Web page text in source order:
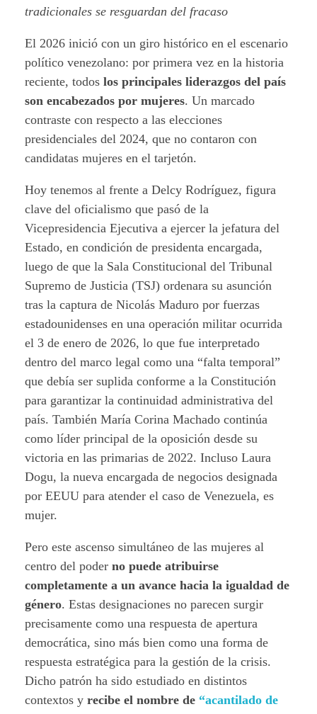
tradicionales se resguardan del fracaso
El 2026 inició con un giro histórico en el escenario
político venezolano: por primera vez en la historia
reciente, todos los principales liderazgos del país
son encabezados por mujeres. Un marcado
contraste con respecto a las elecciones
presidenciales del 2024, que no contaron con
candidatas mujeres en el tarjetón.
Hoy tenemos al frente a Delcy Rodríguez, figura
clave del oficialismo que pasó de la
Vicepresidencia Ejecutiva a ejercer la jefatura del
Estado, en condición de presidenta encargada,
luego de que la Sala Constitucional del Tribunal
Supremo de Justicia (TSJ) ordenara su asunción
tras la captura de Nicolás Maduro por fuerzas
estadounidenses en una operación militar ocurrida
el 3 de enero de 2026, lo que fue interpretado
dentro del marco legal como una “falta temporal”
que debía ser suplida conforme a la Constitución
para garantizar la continuidad administrativa del
país. También María Corina Machado continúa
como líder principal de la oposición desde su
victoria en las primarias de 2022. Incluso Laura
Dogu, la nueva encargada de negocios designada
por EEUU para atender el caso de Venezuela, es
mujer.
Pero este ascenso simultáneo de las mujeres al
centro del poder no puede atribuirse
completamente a un avance hacia la igualdad de
género. Estas designaciones no parecen surgir
precisamente como una respuesta de apertura
democrática, sino más bien como una forma de
respuesta estratégica para la gestión de la crisis.
Dicho patrón ha sido estudiado en distintos
contextos y recibe el nombre de “acantilado de